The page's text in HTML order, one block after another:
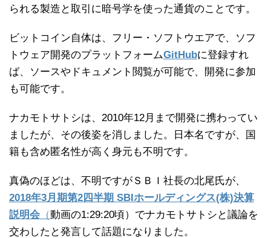
られる製造と取引に暗号学を使った通貨のことです。
ビットコイン自体は、フリー・ソフトウエアで、ソフ
トウェア開発のプラットフォームGitHubに登録すれ
ば、ソースやドキュメント閲覧が可能で、開発に参加
も可能です。
ナカモトサトシは、2010年12月まで開発に携わってい
ましたが、その後姿を消しました。日本名ですが、国
籍も含め匿名性が高く身元も不明です。
真偽のほどは、不明ですがＳＢＩ社長の北尾氏が、
2018年3月期第2四半期 SBIホールディングス(株)決算
説明会 （動画の1:29:20頃）でナカモトサトシと議論を
交わしたと発言して話題になりました。